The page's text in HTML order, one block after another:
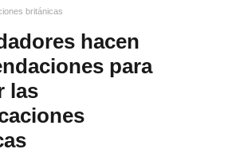
británicas
hacen
para
las